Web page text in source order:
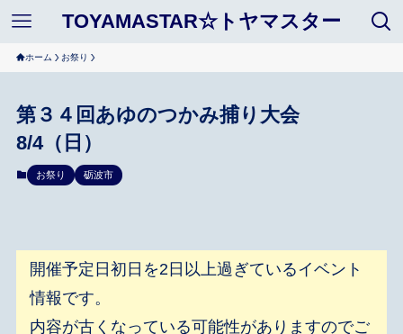
TOYAMASTAR☆トヤマスター
ホーム お祭り
第３４回あゆのつかみ捕り大会
8/4（日）
お祭り 砺波市
開催予定日初日を2日以上過ぎているイベント
情報です。
内容が古くなっている可能性がありますのでご